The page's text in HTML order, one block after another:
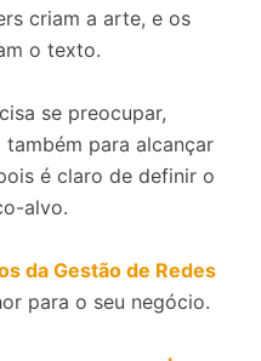
criam a arte, e os
o texto.
se preocupar,
para alcançar
é claro de definir o
alvo.
da Gestão de Redes
para o seu negócio.